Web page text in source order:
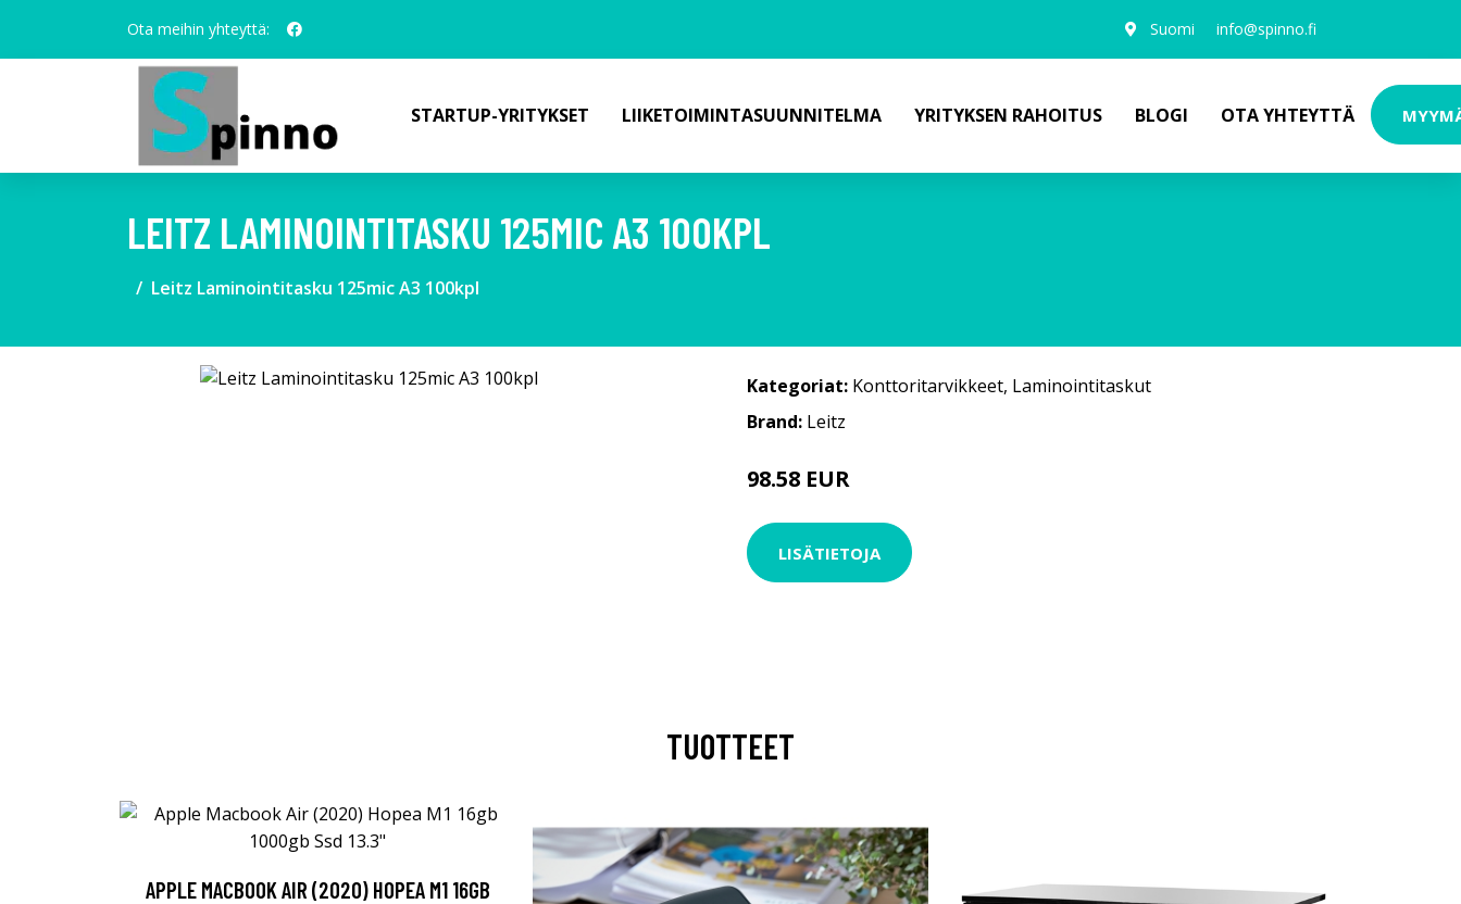
Ota meihin yhteyttä: Suomi info@spinno.fi
STARTUP-YRITYKSET LIIKETOIMINTASUUNNITELMA YRITYKSEN RAHOITUS BLOGI OTA YHTEYTTÄ
LEITZ LAMINOINTITASKU 125MIC A3 100KPL
Leitz Laminointitasku 125mic A3 100kpl
Kategoriat: Konttoritarvikkeet, Laminointitaskut
Brand: Leitz
98.58 EUR
LISÄTIETOJA
TUOTTEET
APPLE MACBOOK AIR (2020) HOPEA M1 16GB